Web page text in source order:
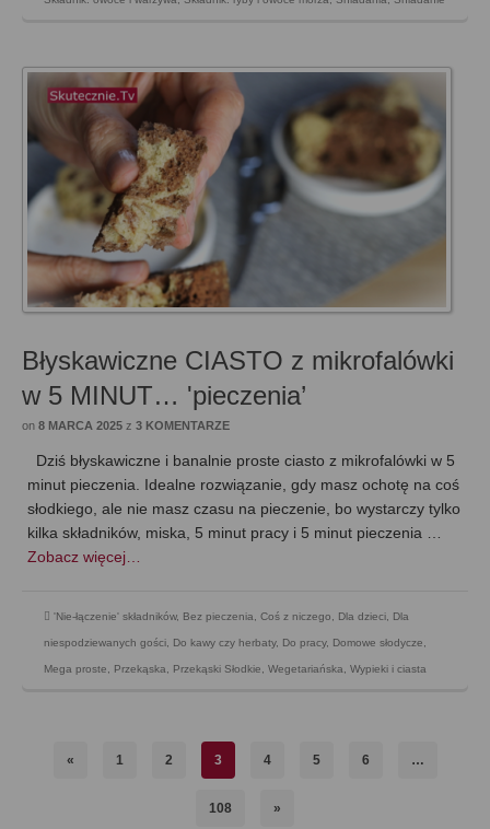
Błyskawiczne CIASTO z mikrofalówki
w 5 MINUT… 'pieczenia’
on 8 MARCA 2025 z 3 KOMENTARZE
Dziś błyskawiczne i banalnie proste ciasto z mikrofalówki w 5
minut pieczenia. Idealne rozwiązanie, gdy masz ochotę na coś
słodkiego, ale nie masz czasu na pieczenie, bo wystarczy tylko
kilka składników, miska, 5 minut pracy i 5 minut pieczenia …
Zobacz więcej…
'Nie-łączenie' składników, Bez pieczenia Coś z niczego Dla dzieci Dla
niespodziewanych gości Do kawy czy herbaty, Do pracy, Domowe słodycze
Mega proste Przekąska Przekąski Słodkie Wegetariańska Wypieki i ciasta
« 1 2 3 4 5 6 …
108 »